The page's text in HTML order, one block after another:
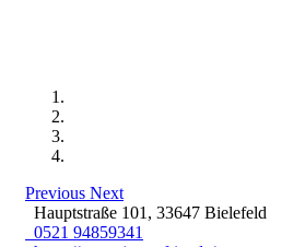
Previous Next
Hauptstraße 101, 33647 Bielefeld
0521 94859341